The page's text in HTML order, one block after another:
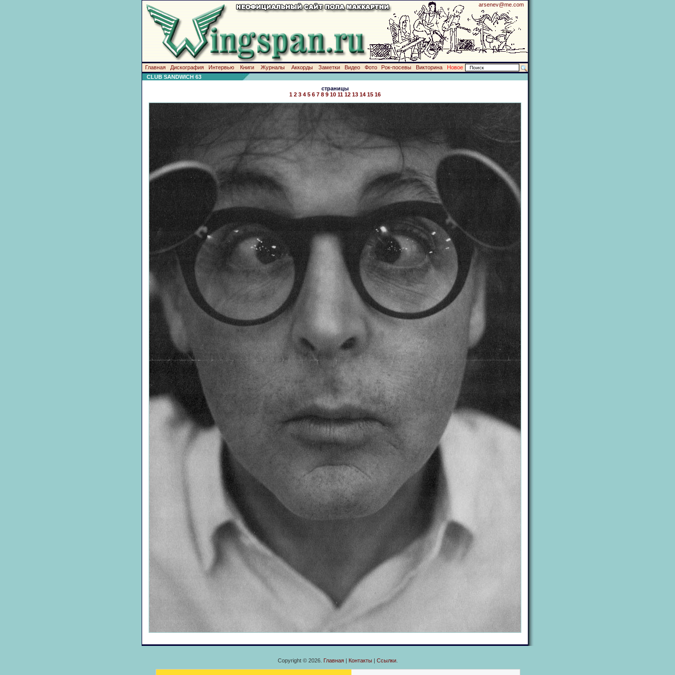
arsenev@me.com
Главная Дискография Интервью Книги Журналы Аккорды Заметки Видео Фото Рок-посевы Викторина
Новое
CLUB SANDWICH 63
страницы
1 2 3 4 5 6 7 8 9 10 11 12 13 14 15 16
Copyright © 2026. Главная| Контакты| Ссылки.